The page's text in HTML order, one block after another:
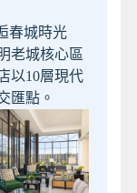
春城時光
老城核心區
以10層現代
匯點。